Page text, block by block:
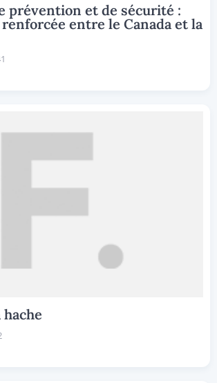
prévention et de sécurité :
entre le Canada et la